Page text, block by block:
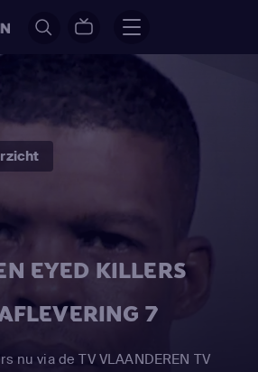
EYED KILLERS
7
nu via de TV VLAANDEREN TV